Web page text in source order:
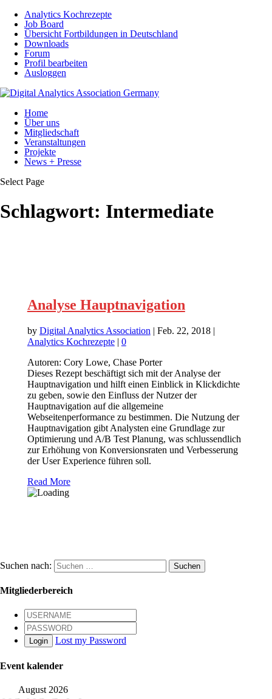
Analytics Kochrezepte
Job Board
Übersicht Fortbildungen in Deutschland
Downloads
Forum
Profil bearbeiten
Ausloggen
Home
Über uns
Mitgliedschaft
Veranstaltungen
Projekte
News + Presse
Select Page
Schlagwort: Intermediate
Analyse Hauptnavigation
by Digital Analytics Association | Feb. 22, 2018|
Analytics Kochrezepte| 0
Autoren: Cory Lowe, Chase Porter
Dieses Rezept beschäftigt sich mit der Analyse der
Hauptnavigation und hilft einen Einblick in Klickdichte
zu geben, sowie den Einfluss der Nutzer der
Hauptnavigation auf die allgemeine
Webseitenperformance zu bestimmen. Die Nutzung der
Hauptnavigation gibt Analysten eine Grundlage zur
Optimierung und A/B Test Planung, was schlussendlich
zur Erhöhung von Konversionsraten und Verbesserung
der User Experience führen soll.
Read More
Suchen nach:
Mitgliederbereich
Login Lost my Password
Event kalender
August 2026